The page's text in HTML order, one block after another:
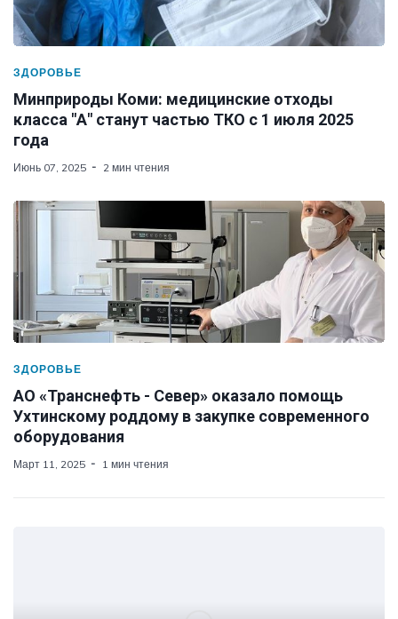
ЗДОРОВЬЕ
Минприроды Коми: медицинские отходы
класса "А" станут частью ТКО с 1 июля 2025
года
Июнь 07, 2025 2 мин чтения
ЗДОРОВЬЕ
АО «Транснефть - Север» оказало помощь
Ухтинскому роддому в закупке современного
оборудования
Март 11, 2025 1 мин чтения